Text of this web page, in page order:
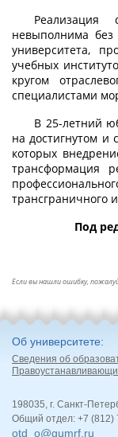
невыполнима без
университета,
учебных
кругом
специалистами
В 25-летний
на достигнутом и
которых
трансформация
трансграничного
Под
Если вы нашли ошибку,
Об университете
Сведения об
198035, г. Санкт-
Общий отдел: +7 (812)
otd_o@gumrf.ru